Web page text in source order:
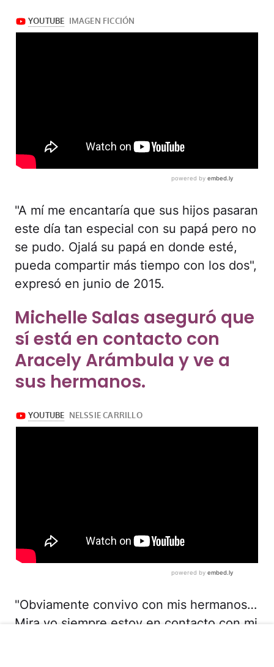
"A mí me encantaría que sus hijos pasaran
este día tan especial con su papá pero no
se pudo. Ojalá su papá en donde esté,
pueda compartir más tiempo con los dos",
expresó en junio de 2015.
Michelle Salas aseguró que
sí está en contacto con
Aracely Arámbula y ve a
sus hermanos.
"Obviamente convivo con mis hermanos…
Mira yo siempre estoy en contacto con mi